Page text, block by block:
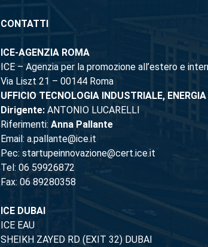
CONTATTI
ICE-AGENZIA ROMA
ICE – Agenzia per la promozione all’estero e
Via Liszt 21 – 00144 Roma
UFFICIO TECNOLOGIA INDUSTRIALE,
Dirigente:ANTONIO LUCARELLI
Riferimenti:Anna Pallante
Email: a.pallante@ice.it
Pec: startupeinnovazione@cert.ice.it
Tel: 06 59926872
Fax: 06 89280358
ICE DUBAI
ICE EAU
SHEIKH ZAYED RD (EXIT 32) DUBAI